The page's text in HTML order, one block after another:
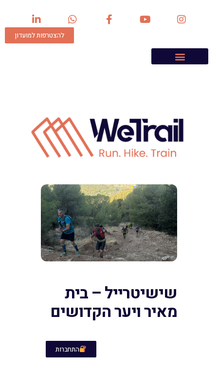
להצטרפות למועדון
שישיטרייל – בית
מאיר ויער הקדושים
התחברות